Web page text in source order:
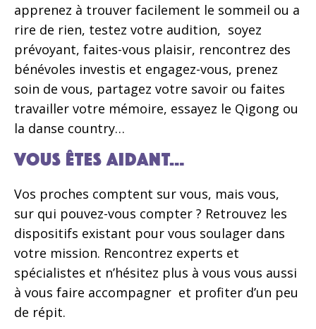
apprenez à trouver facilement le sommeil ou a
rire de rien, testez votre audition, soyez
prévoyant, faites-vous plaisir, rencontrez des
bénévoles investis et engagez-vous, prenez
soin de vous, partagez votre savoir ou faites
travailler votre mémoire, essayez le Qigong ou
la danse country…
Vous êtes aidant…
Vos proches comptent sur vous, mais vous,
sur qui pouvez-vous compter ? Retrouvez les
dispositifs existant pour vous soulager dans
votre mission. Rencontrez experts et
spécialistes et n’hésitez plus à vous vous aussi
à vous faire accompagner et profiter d’un peu
de répit.